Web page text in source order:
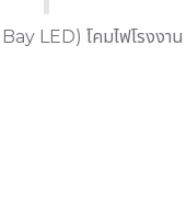
LED) โคมไฟโรงงาน